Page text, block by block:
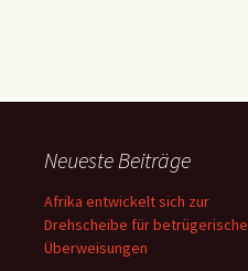
Neueste Beiträge
Afrika entwickelt sich zur
Drehscheibe für betrügerische
Überweisungen